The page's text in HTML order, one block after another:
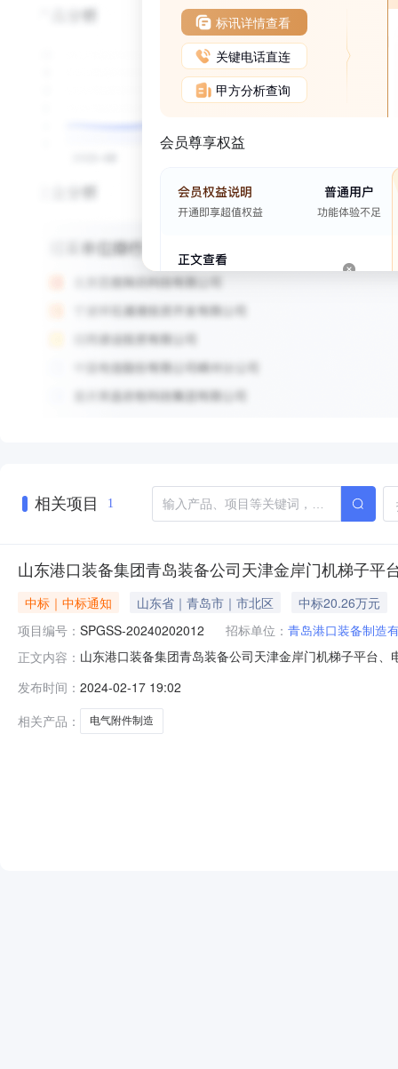
标讯详情查看
关键电话直连
甲方分析查询
会员尊享权益
相关项目 1
山东港口装备集团青岛装备公司天津金岸门机梯子平
中标｜中标通知 山东省｜青岛市｜市北区
中标20.26万元
项目编号： SPGSS-20240202012 招标单位： 青岛港口装备制造
正文内容： 山东港口装备集团青岛装备公司天津金岸门机梯子平台
门机梯子平台、电气附件制造评审日期：2024年02月05
发布时间： 2024-02-17 19:02
相关产品：
电气附件制造